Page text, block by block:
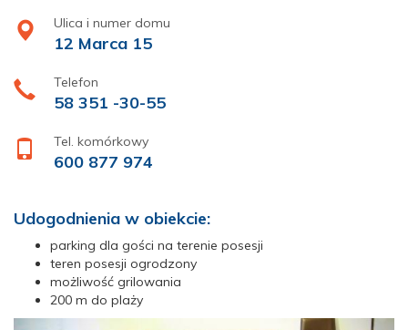
Ulica i numer domu
12 Marca 15
Telefon
58 351 -30-55
Tel. komórkowy
600 877 974
Udogodnienia w obiekcie:
parking dla gości na terenie posesji
teren posesji ogrodzony
możliwość grilowania
200 m do plaży